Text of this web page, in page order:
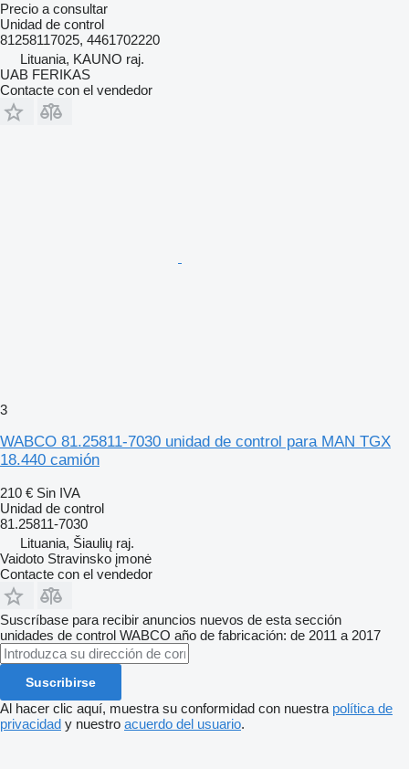
Precio a consultar
Unidad de control
81258117025, 4461702220
Lituania, KAUNO raj.
UAB FERIKAS
Contacte con el vendedor
3
WABCO 81.25811-7030 unidad de control para MAN TGX
18.440 camión
210 € Sin IVA
Unidad de control
81.25811-7030
Lituania, Šiaulių raj.
Vaidoto Stravinsko įmonė
Contacte con el vendedor
Suscríbase para recibir anuncios nuevos de esta sección
unidades de control WABCO año de fabricación: de 2011 a 2017
Suscribirse
Al hacer clic aquí, muestra su conformidad con nuestra política de
privacidad y nuestro acuerdo del usuario.